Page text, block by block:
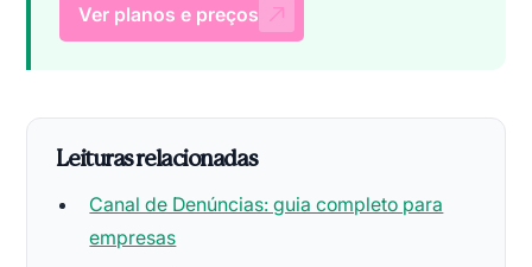
Ver planos e preços
Leituras relacionadas
Canal de Denúncias: guia completo para
empresas